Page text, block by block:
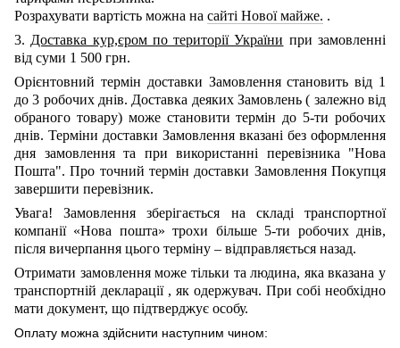
Розрахувати вартість можна на сайті Нової майже. .
3. Доставка кур,єром по території України при замовленні
від суми 1 500 грн.
Орієнтовний термін доставки Замовлення становить від 1
до 3 робочих днів. Доставка деяких Замовлень( залежно від
обраного товару) може становити термін до 5-ти робочих
днів. Терміни доставки Замовлення вказані без оформлення
дня замовлення та при використанні перевізника "Нова
Пошта". Про точний термін доставки Замовлення Покупця
завершити перевізник.
Увага! Замовлення зберігається на складі транспортної
компанії «Нова пошта»трохи більше 5-ти робочих днів,
після вичерпання цього терміну – відправляється назад.
Отримати замовлення може тільки та людина, яка вказана у
транспортній декларації , як одержувач. При собі необхідно
мати документ, що підтверджує особу.
Оплату можна здійснити наступним чином: